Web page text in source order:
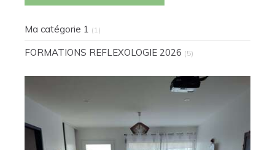
Ma catégorie 1 (1)
FORMATIONS REFLEXOLOGIE 2026 (5)